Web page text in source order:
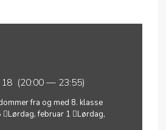
18 (20:00 — 23:55)
fra og med 8. klasse
Lørdag, februar 1
Lørdag,